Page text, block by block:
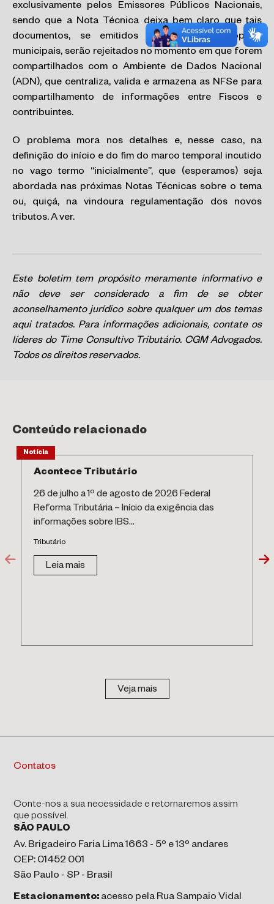
exclusivamente pelos Emissores Públicos Nacionais,
sendo que a Nota Técnica deixa bem claro que tais
documentos, se emitidos nos sistemas próprios
municipais, serão rejeitados no momento em que forem
compartilhados com o Ambiente de Dados Nacional
(ADN), que centraliza, valida e armazena as NFSe para
compartilhamento de informações entre Fiscos e
contribuintes.
O problema mora nos detalhes e, nesse caso, na
definição do início e do fim do marco temporal incutido
no vago termo “inicialmente”, que (esperamos) seja
abordada nas próximas Notas Técnicas sobre o tema
ou, quiçá, na vindoura regulamentação dos novos
tributos. A ver.
Este boletim tem propósito meramente informativo e
não deve ser considerado a fim de se obter
aconselhamento jurídico sobre qualquer um dos temas
aqui tratados. Para informações adicionais, contate os
líderes do Time Consultivo Tributário. CGM Advogados.
Todos os direitos reservados.
Conteúdo relacionado
Notícia
Acontece Tributário
26 de julho a 1º de agosto de 2026 Federal
Reforma Tributária – Início da exigência das
informações sobre IBS...
Tributário
Leia mais
Veja mais
Contatos
Conte-nos a sua necessidade e retornaremos assim
que possível.
SÃO PAULO
Av. Brigadeiro Faria Lima 1663 - 5º e 13º andares
CEP: 01452 001
São Paulo - SP - Brasil
Estacionamento: acesso pela Rua Sampaio Vidal